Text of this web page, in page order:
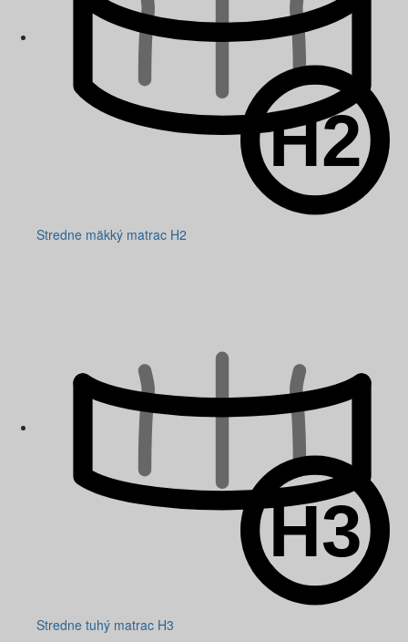
Stredne mäkký matrac H2
Stredne tuhý matrac H3